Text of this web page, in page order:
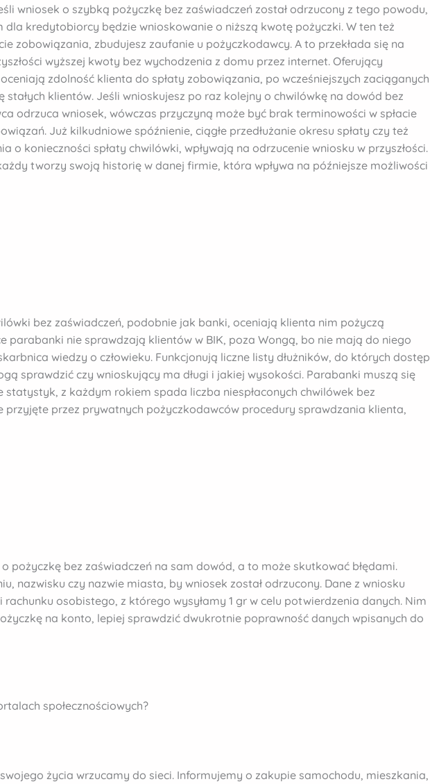
wniosek o szybką pożyczkę bez zaświadczeń został odrzucony z tego powodu,
kredytobiorcy będzie wnioskowanie o niższą kwotę pożyczki. W ten też
zobowiązania, zbudujesz zaufanie u pożyczkodawcy. A to przekłada się na
wyższej kwoty bez wychodzenia z domu przez internet. Oferujący
zdolność klienta do spłaty zobowiązania, po wcześniejszych zaciąganych
stałych klientów. Jeśli wnioskujesz po raz kolejny o chwilówkę na dowód bez
odrzuca wniosek, wówczas przyczyną może być brak terminowości w spłacie
Już kilkudniowe spóźnienie, ciągłe przedłużanie okresu spłaty czy też
o konieczności spłaty chwilówki, wpływają na odrzucenie wniosku w przyszłości.
tworzy swoją historię w danej firmie, która wpływa na późniejsze możliwości
bez zaświadczeń, podobnie jak banki, oceniają klienta nim pożyczą
parabanki nie sprawdzają klientów w BIK, poza Wongą, bo nie mają do niego
wiedzy o człowieku. Funkcjonują liczne listy dłużników, do których dostęp
sprawdzić czy wnioskujący ma długi i jakiej wysokości. Parabanki muszą się
statystyk, z każdym rokiem spada liczba niespłaconych chwilówek bez
przyjęte przez prywatnych pożyczkodawców procedury sprawdzania klienta,
pożyczkę bez zaświadczeń na sam dowód, a to może skutkować błędami.
nazwisku czy nazwie miasta, by wniosek został odrzucony. Dane z wniosku
osobistego, z którego wysyłamy 1 gr w celu potwierdzenia danych. Nim
na konto, lepiej sprawdzić dwukrotnie poprawność danych wpisanych do
społecznościowych?
życia wrzucamy do sieci. Informujemy o zakupie samochodu, mieszkania,